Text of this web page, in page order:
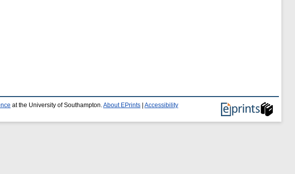
at the University of Southampton. About EPrints Accessibility